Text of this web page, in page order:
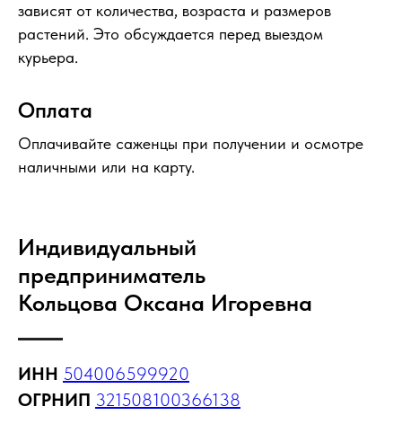
зависят от количества, возраста и размеров
растений. Это обсуждается перед выездом
курьера.
Оплата
Оплачивайте саженцы при получении и осмотре
наличными или на карту.
Индивидуальный
предприниматель
Кольцова Оксана Игоревна
ИНН 504006599920
ОГРНИП 321508100366138